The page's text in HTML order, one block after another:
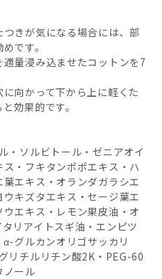
きが気になる場合には、部
です。
量浸み込ませたコットンを7
向かって下から上に軽くた
効果的です。
・ソルビトール・ゼニアオイ
・フキタンポポエキス・ハ
エキス・オランダガラシエ
キズタエキス・セージ葉エ
エキス・レモン果皮油・オ
リアイトスギ油・エンピツ
グルカンオリゴサッカリ
リチルリチン酸2K・PEG-60
ノール